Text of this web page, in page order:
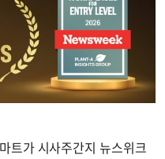
트가 시사주간지 뉴스위크